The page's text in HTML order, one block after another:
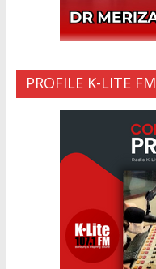
PROFILE K-LITE FM